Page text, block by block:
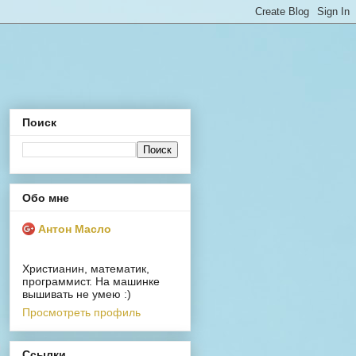
Поиск
Обо мне
Антон Масло
Христианин, математик,
программист. На машинке
вышивать не умею :)
Просмотреть профиль